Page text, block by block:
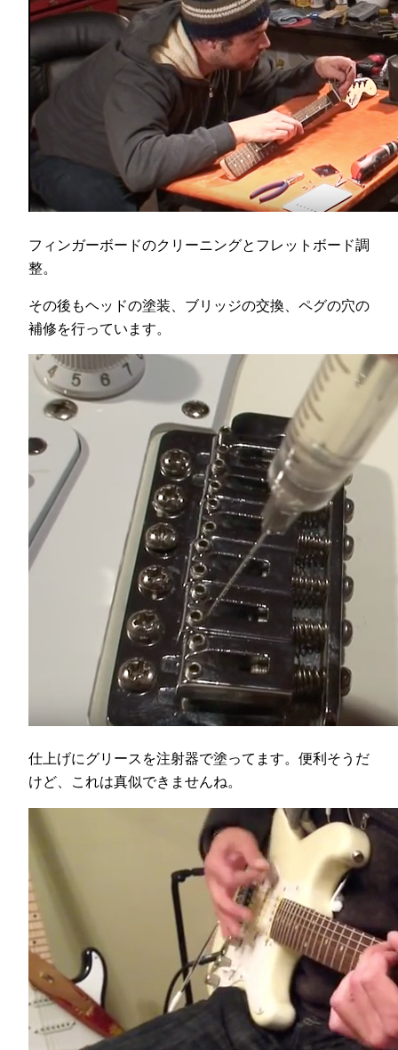
フィンガーボードのクリーニングとフレットボード調
整。
その後もヘッドの塗装、ブリッジの交換、ペグの穴の
補修を行っています。
仕上げにグリースを注射器で塗ってます。便利そうだ
けど、これは真似できませんね。